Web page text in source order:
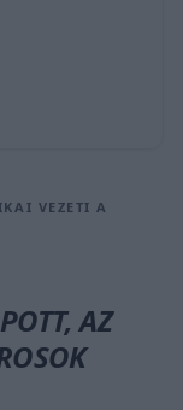
VEZETI A
AZ